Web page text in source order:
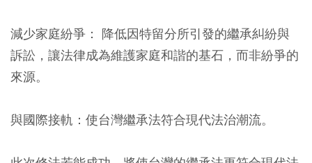
減少家庭紛爭：
降低因特留分所引發的繼承糾紛與
訴訟，讓法律成為維護家庭和諧的基石，而非紛爭的
來源。
與國際接軌： 使台灣繼承法符合現代法治潮流。